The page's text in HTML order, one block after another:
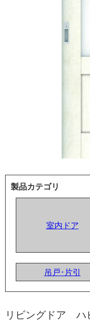
製品カテゴリ
室内ドア
吊戸･片引
リビングドア